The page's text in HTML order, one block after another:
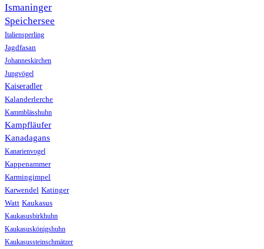
Ismaninger
Speichersee
Italiensperling
Jagdfasan
Johanneskirchen
Jungvögel
Kaiseradler
Kalanderlerche
Kammblässhuhn
Kampfläufer
Kanadagans
Kanarienvogel
Kappenammer
Karmingimpel
Karwendel Katinger
Watt Kaukasus
Kaukasusbirkhuhn
Kaukasuskönigshuhn
Kaukasussteinschmätzer